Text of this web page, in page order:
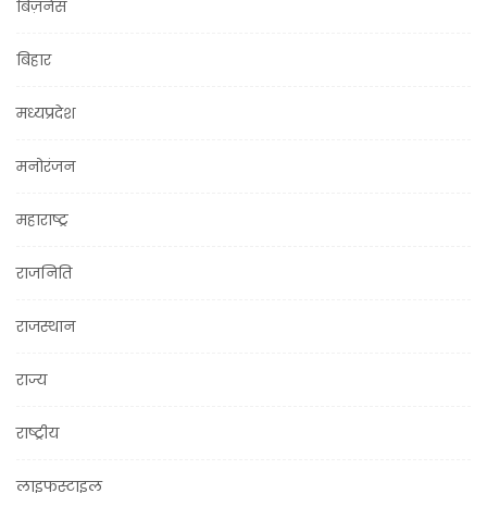
बिज़नेस
बिहार
मध्यप्रदेश
मनोरंजन
महाराष्ट्र
राजनिति
राजस्थान
राज्य
राष्ट्रीय
लाइफस्टाइल